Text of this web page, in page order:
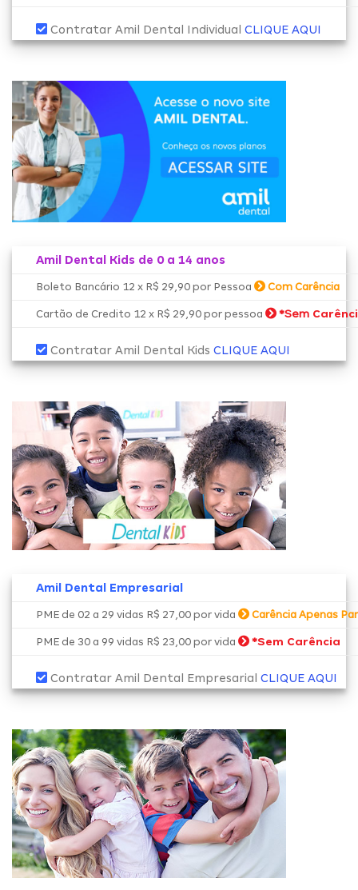
Contratar Amil Dental Individual CLIQUE AQUI
Amil Dental Kids de 0 a 14 anos
Boleto Bancário 12 x R$ 29,90 por Pessoa Com Carência
Cartão de Credito 12 x R$ 29,90 por pessoa *Sem
Contratar Amil Dental Kids CLIQUE AQUI
Amil Dental Empresarial
PME de 02 a 29 vidas R$ 27,00 por vida Carência Apenas
PME de 30 a 99 vidas R$ 23,00 por vida *Sem Carência
Contratar Amil Dental Empresarial CLIQUE AQUI